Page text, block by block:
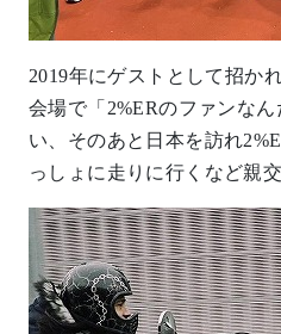
2019年にゲストとして招か
会場で「2%ERのファンな
い、そのあと日本を訪れ
っしょに走りに行くなど親